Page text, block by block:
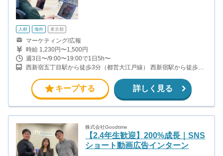
人材 海外 東京都
マーケティング/広報
時給 1,230円〜1,500円
週3日〜/9:00〜19:00で1日5h〜
西新宿五丁目駅から徒歩3分（都営大江戸線） 西新宿駅から徒歩8
キープする 詳しく見る
株式会社Goodtime
【2.4年生歓迎】200%成長｜SNS
ショート動画広告インターン